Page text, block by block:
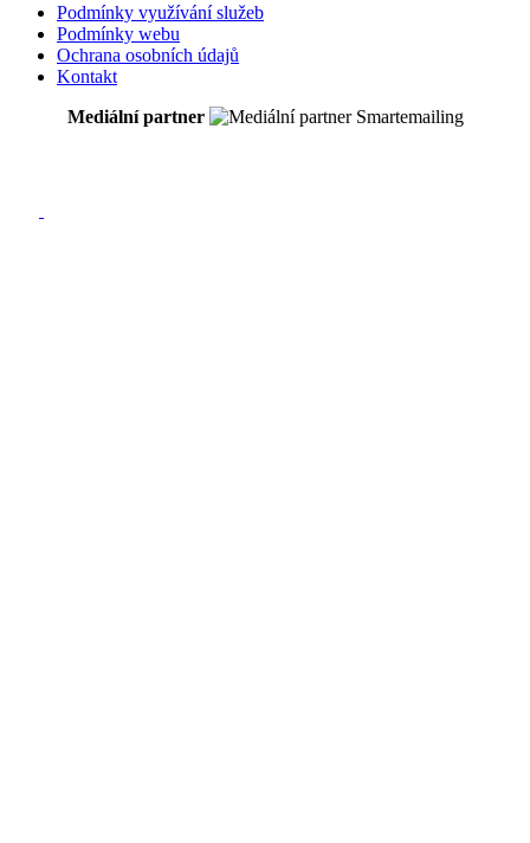
Podmínky využívání služeb
Podmínky webu
Ochrana osobních údajů
Kontakt
Mediální partner